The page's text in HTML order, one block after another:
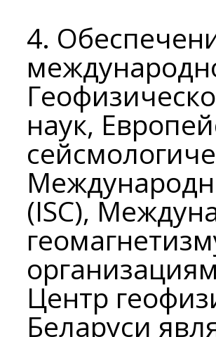
4.
наук,
(ISC),
Центр
Беларуси